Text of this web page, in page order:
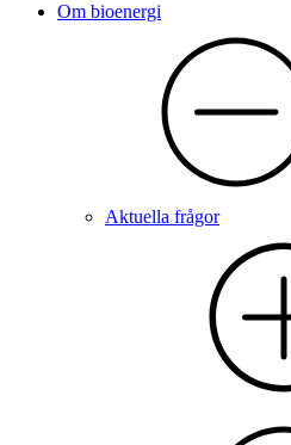
Om bioenergi
Aktuella frågor